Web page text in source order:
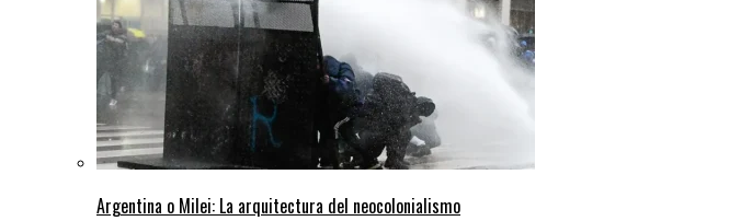
Argentina o Milei: La arquitectura del neocolonialismo